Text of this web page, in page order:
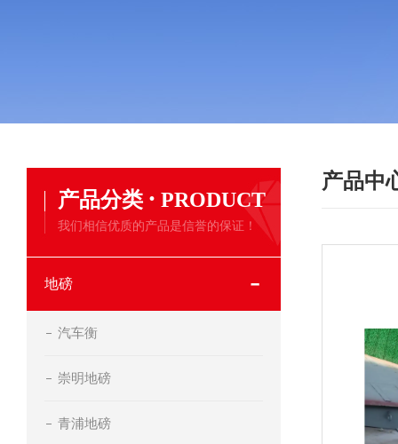
产品分类 · PRODUCT
我们相信优质的产品是信誉的保证！
地磅
汽车衡
崇明地磅
青浦地磅
产品中